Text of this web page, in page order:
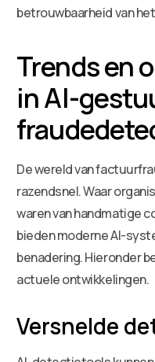
betrouwbaarheid van
Trends en
in AI-
De wereld van
razendsnel. Waar
waren van handmatige
bieden moderne AI-
benadering. Hieronder
actuele ontwikkelingen.
Versnelde